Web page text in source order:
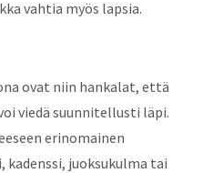
vahtia myös lapsia.
ovat niin hankalat, että
viedä suunnitellusti läpi.
erinomainen
kadenssi, juoksukulma tai